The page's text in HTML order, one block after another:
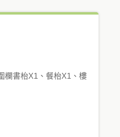
欄書枱X1、餐枱X1、樓